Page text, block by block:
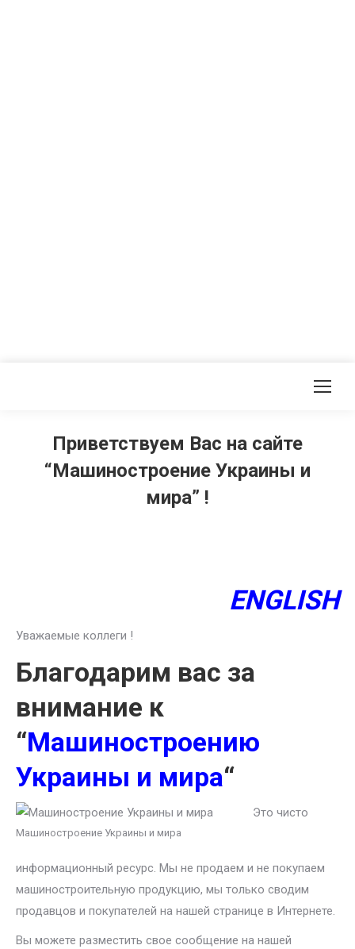
Приветствуем Вас на сайте
“Машиностроение Украины и
мира” !
ENGLISH
Уважаемые коллеги !
Благодарим вас за
внимание к
“Машиностроению
Украины и мира“
Машиностроение Украины и мира
Это чисто
информационный ресурс. Мы не продаем и не покупаем
машиностроительную продукцию, мы только сводим
продавцов и покупателей на нашей странице в Интернете.
Вы можете разместить свое сообщение на нашей